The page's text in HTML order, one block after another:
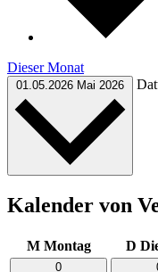
Dieser Monat
01.05.2026 Mai 2026
Kalender von
M Montag D
0